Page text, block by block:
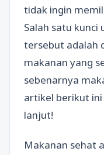
tidak ingin
Salah satu
tersebut adalah
makanan yang
sebenarnya
artikel berikut
lanjut!
Makanan sehat